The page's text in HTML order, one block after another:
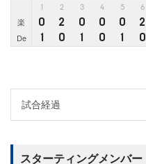
2 3 4 5 6
楽 0 2 0 0 0 2
De 1 0 1 0 1 0
スターティングメンバー